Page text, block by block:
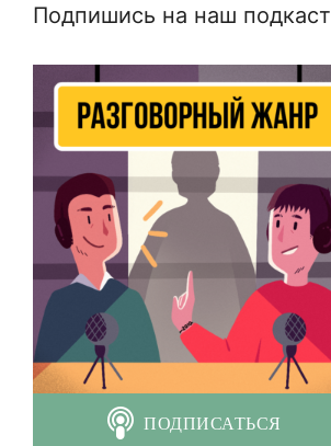
Подпишись на наш подкаст